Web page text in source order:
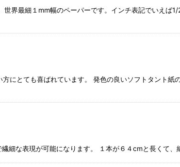
界最細１mm幅のペーパーです。インチ表記でいえば
にとても喜ばれています。 発色の良いソフトタント紙
な表現が可能になります。 １本が６４cmと長くて、